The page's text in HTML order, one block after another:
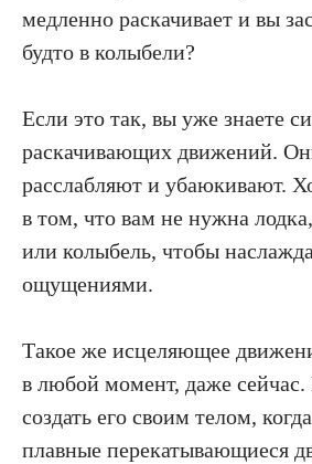
медленно раскачивает и вы
будто в колыбели?
Если это так, вы уже знаете
раскачивающих движений.
расслабляют и убаюкивают.
в том, что вам не нужна
или колыбель, чтобы
ощущениями.
Такое же исцеляющее
в любой момент, даже
создать его своим телом,
плавные перекатывающиеся